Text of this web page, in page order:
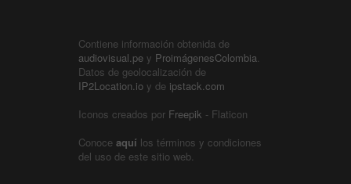
Contiene información obtenida de
audiovisual.pe y ProimágenesColombia
Datos de geolocalización de
IP2Location.io y de ipstack.com
Iconos creados por Freepik - Flaticon
Conoce aquí los términos y condiciones
del uso de este sitio web.